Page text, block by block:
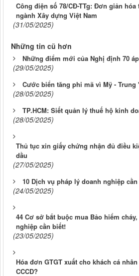
Công điện số 78/CĐ-TTg: Đơn giản
ngành Xây dựng Việt Nam
(31/05/2025)
Những tin cũ hơn
Những điểm mới của Nghị định 70
(29/05/2025)
Cước biển tăng phi mã vì Mỹ -
(28/05/2025)
TP.HCM: Siết quản lý thuế hộ kinh
(28/05/2025)
Thủ tục xin giấy chứng nhận đủ điều
dầu
(27/05/2025)
10 Dịch vụ pháp lý doanh nghiệp
(24/05/2025)
44 Cơ sở bắt buộc mua Bảo hiểm
nghiệp cần biết!
(23/05/2025)
Hóa đơn GTGT xuất cho khách cá
CCCD?